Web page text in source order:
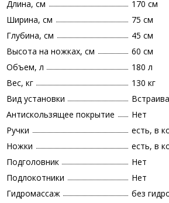
Длина, см
170 см
Ширина, см
75 см
Глубина, см
45 см
Высота на ножках, см
60 см
Объем, л
180 л
Вес, кг
130 кг
Вид установки
Антискользящее покрытие
Нет
Ручки
есть, в
Ножки
есть, в
Подголовник
Нет
Подлокотники
Нет
Гидромассаж
без